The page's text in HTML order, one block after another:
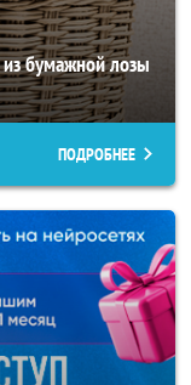
бумажной лозы
ПОДРОБНЕЕ